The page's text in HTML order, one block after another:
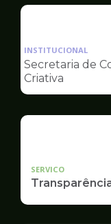
INSTITUCIONAL
Secretaria de
Criativa
SERVICO